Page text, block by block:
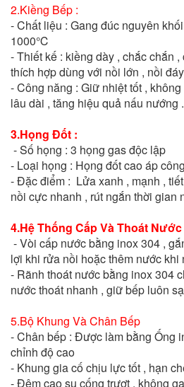
2.Kiềng Bếp :
- Chất liệu : Gang đúc nguyên
1000℃
- Thiết kế : kiềng dày , chắc chắn
thích hợp dùng với nồi lớn , nồi
- Công năng : Giữ nhiệt tốt ,
lâu dài , tăng hiệu quả nấu nướng .
3.Họng Đốt :
- Số họng : 3 họng gas độc lập
- Loại họng : Họng đốt cao áp
- Đặc điểm : Lửa xanh , mạnh ,
nồi cực nhanh , rút ngắn thời gian
4.Hệ Thống Cấp Và Thoát Nước
- Vòi cấp nước bằng inox 304 ,
lợi khi rửa nồi hoặc thêm nước khi
- Rãnh thoát nước bằng inox 304
nước thoát nhanh , giữ bếp luôn
5.Bộ Khung Và Chân Bếp
- Chân bếp : Được làm bằng Ống
chỉnh độ cao
- Khung gia cố chịu lực tốt , hạn
- Đệm cao su cống trượt , không